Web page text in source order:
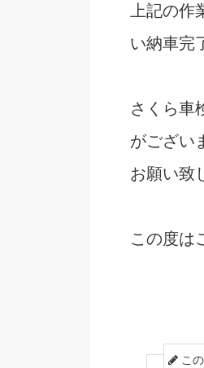
上記の
い納車完
さくら車
がござい
お願い致
この度は
この